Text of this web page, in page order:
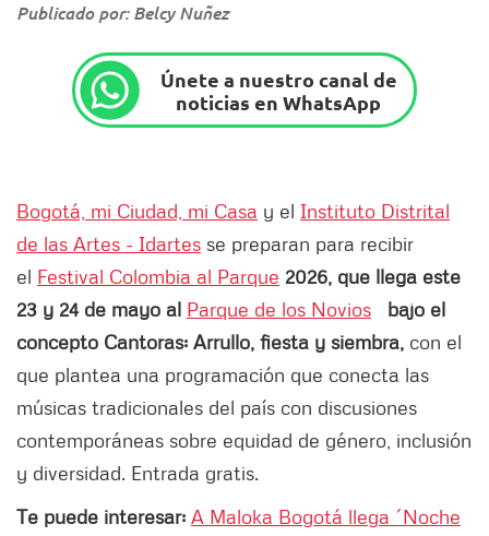
Publicado por: Belcy Nuñez
Únete a nuestro canal de
noticias en WhatsApp
Bogotá, mi Ciudad, mi Casa y el Instituto Distrital
de las Artes - Idartes se preparan para recibir
el Festival Colombia al Parque 2026, que llega este
23 y 24 de mayo al Parque de los Novios
bajo el
concepto Cantoras: Arrullo, fiesta y siembra, con el
que plantea una programación que conecta las
músicas tradicionales del país con discusiones
contemporáneas sobre equidad de género, inclusión
y diversidad. Entrada gratis.
Te puede interesar: A Maloka Bogotá llega ´Noche